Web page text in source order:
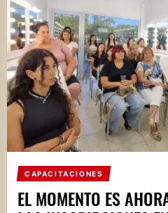
CAPACITACIONES
EL MOMENTO ES